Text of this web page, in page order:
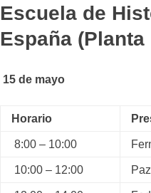
Escuela de
España (Planta
15 de mayo
Horario
8:00 – 10:00
10:00 – 12:00